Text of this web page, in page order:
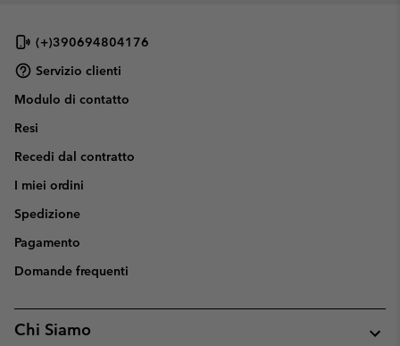
(+)390694804176
Servizio clienti
Modulo di contatto
Resi
Recedi dal contratto
I miei ordini
Spedizione
Pagamento
Domande frequenti
Chi Siamo